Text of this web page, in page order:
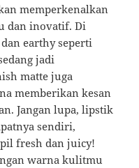
memperkenalkan
dan inovatif. Di
earthy seperti
jadi
matte juga
memberikan kesan
Jangan lupa, lipstik
sendiri,
fresh dan juicy!
warna kulitmu